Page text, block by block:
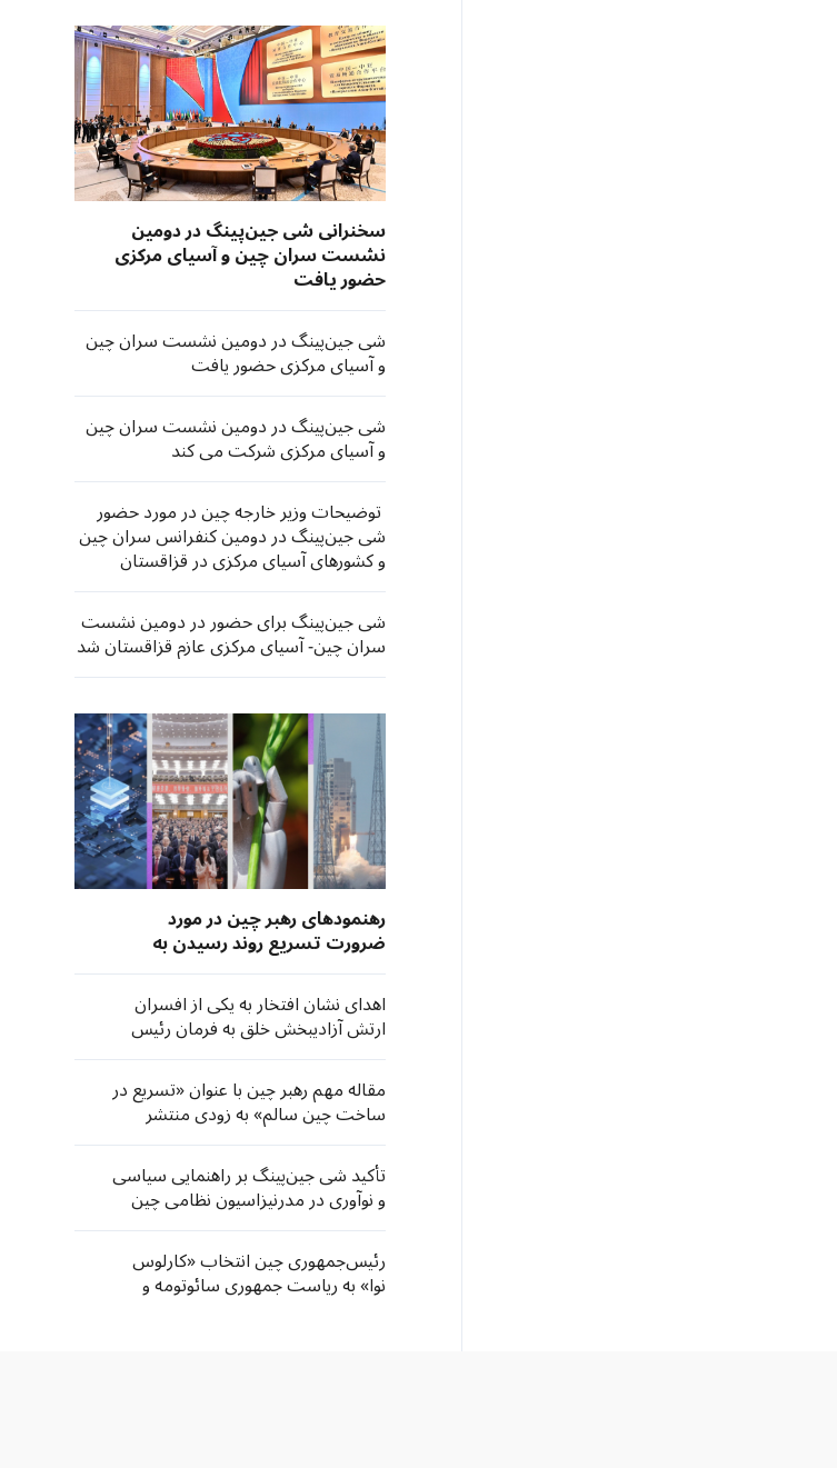
سخنرانی شی جین‌پینگ در دومین
نشست سران چین و آسیای مرکزی
حضور یافت
شی جین‌پینگ در دومین نشست سران چین
و آسیای مرکزی حضور یافت
شی جین‌پینگ در دومین نشست سران چین
و آسیای مرکزی شرکت می کند
توضیحات وزیر خارجه چین در مورد حضور
شی جین‌پینگ در دومین کنفرانس سران چین
و کشورهای آسیای مرکزی در قزاقستان
شی جین‌پینگ برای حضور در دومین نشست
سران چین- آسیای مرکزی عازم قزاقستان شد
رهنمودهای رهبر چین در مورد
ضرورت تسریع روند رسیدن به
خودکفایی در زمینه علم و فناوری
اهدای نشان افتخار به یکی از افسران
ارتش آزادیبخش خلق به فرمان رئیس
کمیته مرکزی نظامی چین
مقاله مهم رهبر چین با عنوان «تسریع در
ساخت چین سالم» به زودی منتشر
می‌شود
تأکید شی جین‌پینگ بر راهنمایی سیاسی
و نوآوری در مدرنیزاسیون نظامی چین
رئیس‌جمهوری چین انتخاب «کارلوس
نوا» به ریاست جمهوری سائوتومه و